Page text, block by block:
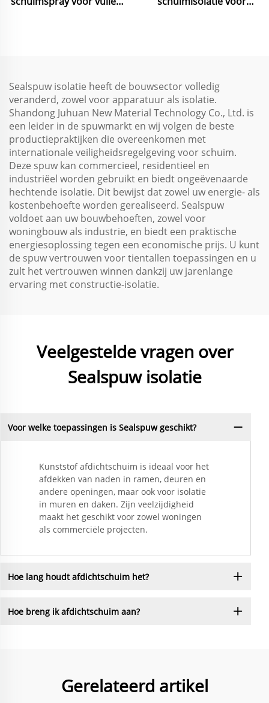
toepassing
Sealspuw isolatie heeft de bouwsector volledig
veranderd, zowel voor apparatuur als isolatie.
Shandong Juhuan New Material Technology Co., Ltd. is
een leider in de spuwmarkt en wij volgen de beste
productiepraktijken die overeenkomen met
internationale veiligheidsregelgeving voor schuim.
Deze spuw kan commercieel, residentieel en
industriëel worden gebruikt en biedt ongeëvenaarde
hechtende isolatie. Dit bewijst dat zowel uw energie- als
kostenbehoefte worden gerealiseerd. Sealspuw
voldoet aan uw bouwbehoeften, zowel voor
woningbouw als industrie, en biedt een praktische
energiesoplossing tegen een economische prijs. U kunt
de spuw vertrouwen voor tientallen toepassingen en u
zult het vertrouwen winnen dankzij uw jarenlange
ervaring met constructie-isolatie.
Veelgestelde vragen over
Sealspuw isolatie
Voor welke toepassingen is Sealspuw geschikt?
Kunststof afdichtschuim is ideaal voor het
afdekken van naden in ramen, deuren en
andere openingen, maar ook voor isolatie
in muren en daken. Zijn veelzijdigheid
maakt het geschikt voor zowel woningen
als commerciële projecten.
Hoe lang houdt afdichtschuim het?
Hoe breng ik afdichtschuim aan?
Gerelateerd artikel